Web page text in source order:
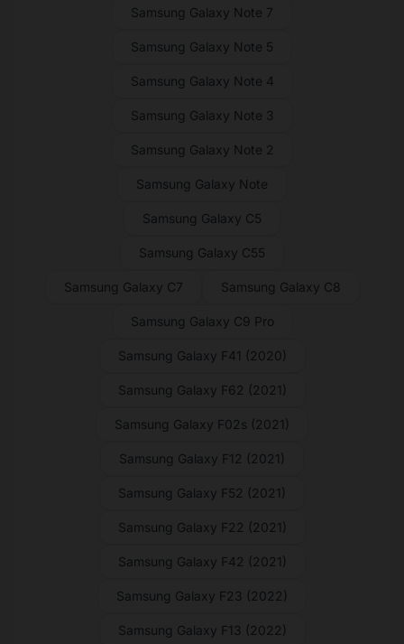
Samsung Galaxy Note 7
Samsung Galaxy Note 5
Samsung Galaxy Note 4
Samsung Galaxy Note 3
Samsung Galaxy Note 2
Samsung Galaxy Note
Samsung Galaxy C5
Samsung Galaxy C55
Samsung Galaxy C7 Samsung Galaxy C8
Samsung Galaxy C9 Pro
Samsung Galaxy F41 (2020)
Samsung Galaxy F62 (2021)
Samsung Galaxy F02s (2021)
Samsung Galaxy F12 (2021)
Samsung Galaxy F52 (2021)
Samsung Galaxy F22 (2021)
Samsung Galaxy F42 (2021)
Samsung Galaxy F23 (2022)
Samsung Galaxy F13 (2022)